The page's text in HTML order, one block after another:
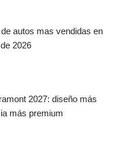
autos mas vendidas en
2026
2027: diseño más
más premium